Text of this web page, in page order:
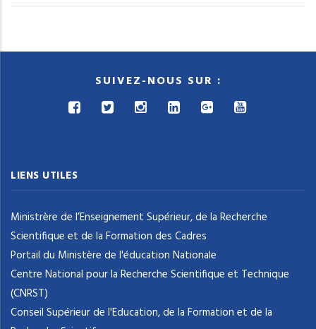
SUIVEZ-NOUS SUR :
LIENS UTILES
Ministrère de l’Enseignement Supérieur, de la Recherche
Scientifique et de la Formation des Cadres
Portail du Ministère de l'éducation Nationale
Centre National pour la Recherche Scientifique et Technique
(CNRST)
Conseil Supérieur de l'Education, de la Formation et de la